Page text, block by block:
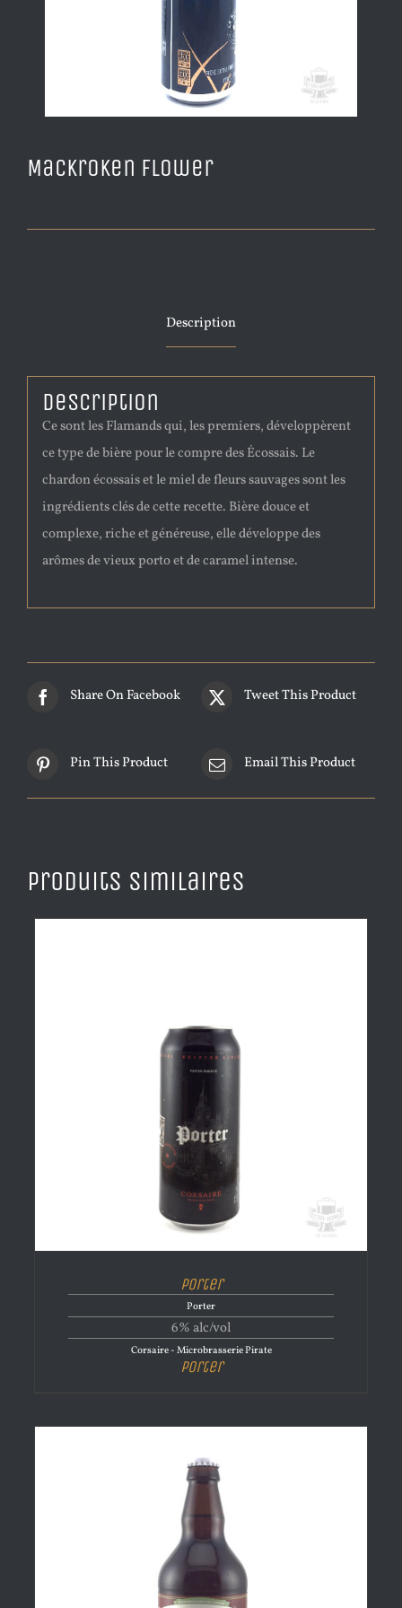
MacKroken Flower
Description
Description
Ce sont les Flamands qui, les premiers, développèrent
ce type de bière pour le compre des Écossais. Le
chardon écossais et le miel de fleurs sauvages sont les
ingrédients clés de cette recette. Bière douce et
complexe, riche et généreuse, elle développe des
arômes de vieux porto et de caramel intense.
Share On Facebook Tweet This Product
Pin This Product Email This Product
Produits similaires
Porter
Porter
6% alc/vol
Corsaire - Microbrasserie Pirate
Porter